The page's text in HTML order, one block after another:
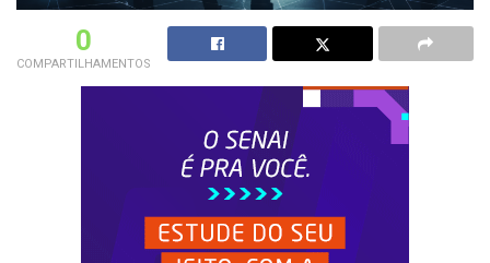
0
COMPARTILHAMENTOS